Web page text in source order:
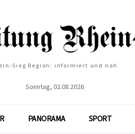
Sieg Region: informiert und nah
Sonntag, 02.08.2026
PANORAMA SPORT